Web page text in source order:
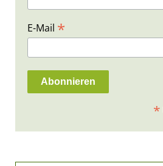
E-Mail *
*